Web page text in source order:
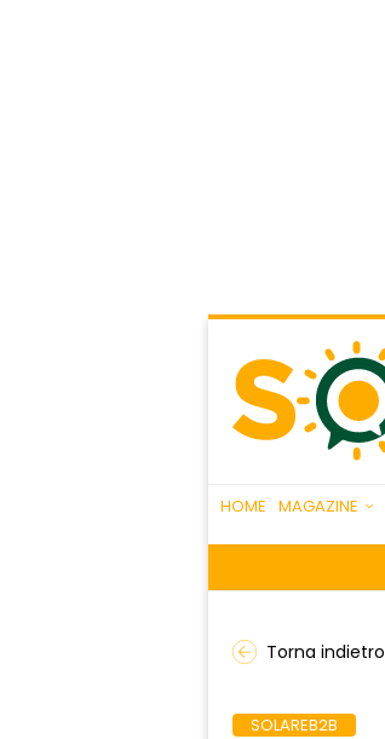
HOME MAGAZINE
Torna indietro
SOLAREB2B